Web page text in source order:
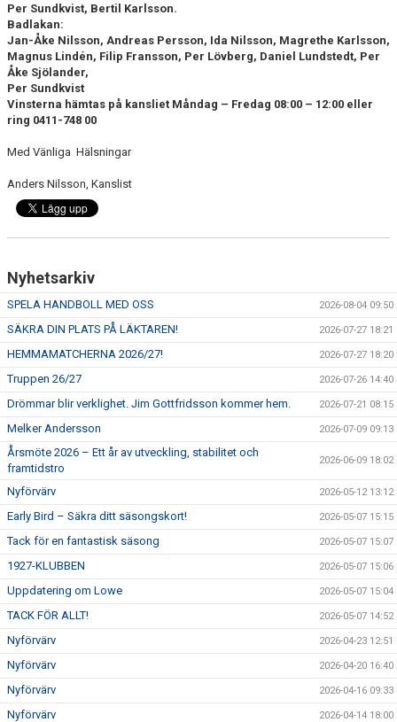
Per Sundkvist, Bertil Karlsson.
Badlakan:
Jan-Åke Nilsson, Andreas Persson, Ida Nilsson, Magrethe Karlsson,
Magnus Lindén, Filip Fransson, Per Lövberg, Daniel Lundstedt, Per
Åke Sjölander,
Per Sundkvist
Vinsterna hämtas på kansliet Måndag – Fredag 08:00 – 12:00 eller
ring 0411-748 00
Med Vänliga Hälsningar
Anders Nilsson, Kanslist
Nyhetsarkiv
SPELA HANDBOLL MED OSS 2026-08-04 09:50
SÄKRA DIN PLATS PÅ LÄKTAREN! 2026-07-27 18:21
HEMMAMATCHERNA 2026/27! 2026-07-27 18:20
Truppen 26/27 2026-07-26 14:40
Drömmar blir verklighet. Jim Gottfridsson kommer hem. 2026-07-21 08:15
Melker Andersson 2026-07-09 09:13
Årsmöte 2026 – Ett år av utveckling, stabilitet och
framtidstro
2026-06-09 18:02
Nyförvärv 2026-05-12 13:12
Early Bird – Säkra ditt säsongskort! 2026-05-07 15:15
Tack för en fantastisk säsong 2026-05-07 15:07
1927-KLUBBEN 2026-05-07 15:06
Uppdatering om Lowe 2026-05-07 15:04
TACK FÖR ALLT! 2026-05-07 14:52
Nyförvärv 2026-04-23 12:51
Nyförvärv 2026-04-20 16:40
Nyförvärv 2026-04-16 09:33
Nyförvärv 2026-04-14 18:00